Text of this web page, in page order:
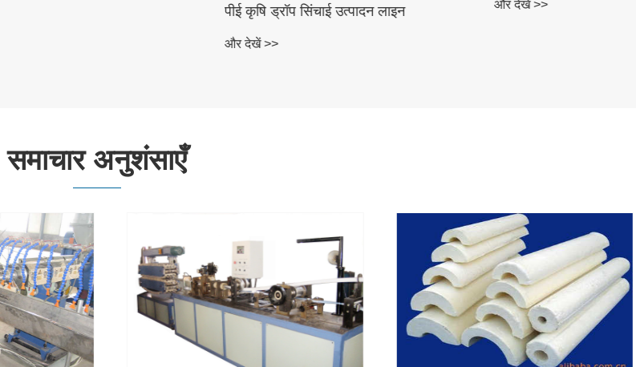
पीई कृषि ड्रॉप सिंचाई उत्पादन लाइन और देखें >>
समाचार अनुशंसाएँ